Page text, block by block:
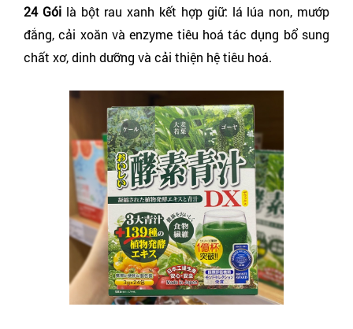
24 Góilà bột rau xanh kết hợp giữ: lá lúa non, mướp
đắng, cải xoăn và enzyme tiêu hoá tác dụng bổ sung
chất xơ, dinh dưỡng và cải thiện hệ tiêu hoá.